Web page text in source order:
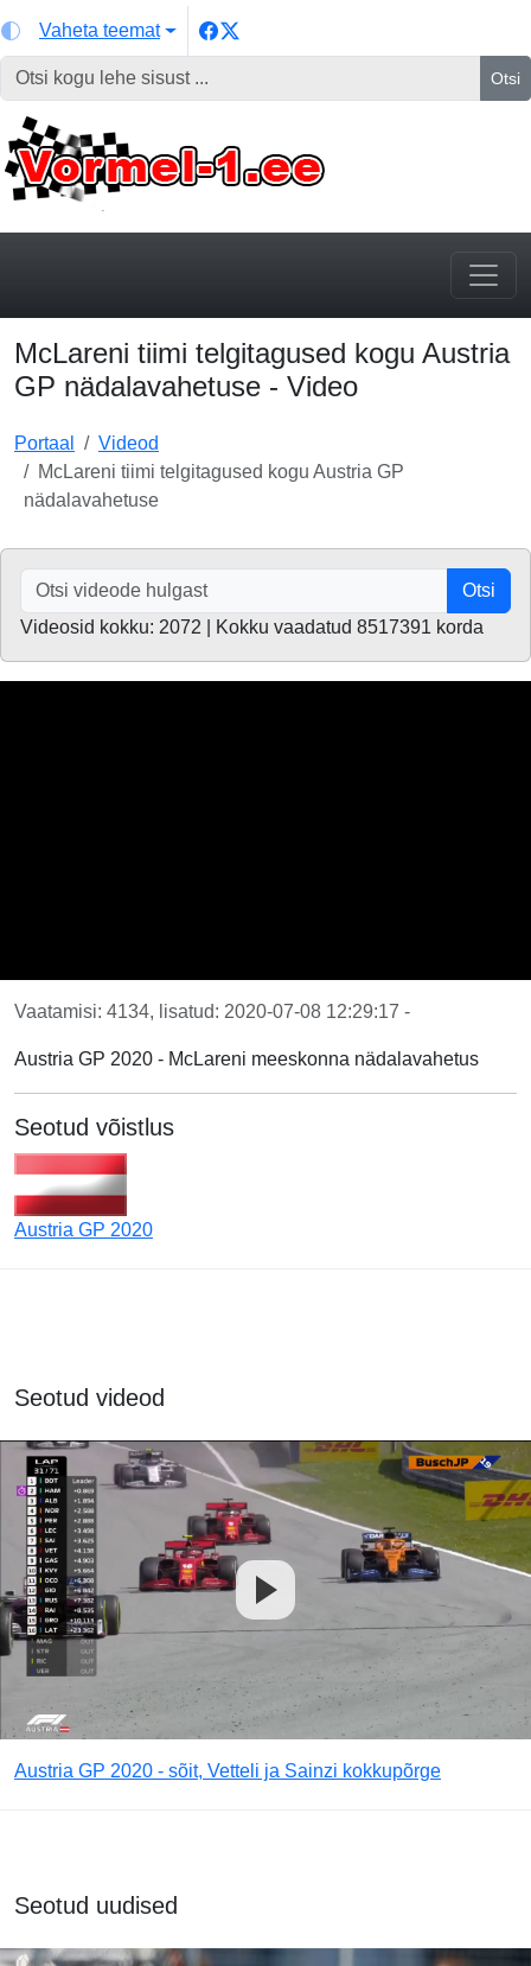
Vaheta teemat
Otsi
McLareni tiimi telgitagused kogu Austria
GP nädalavahetuse - Video
Portaal
Videod
McLareni tiimi telgitagused kogu Austria GP
nädalavahetuse
Otsi
Videosid kokku: 2072 | Kokku vaadatud 8517391 korda
Vaatamisi: 4134, lisatud: 2020-07-08 12:29:17 -
Austria GP 2020 - McLareni meeskonna nädalavahetus
Seotud võistlus
Austria GP 2020
Seotud videod
Austria GP 2020 - sõit, Vetteli ja Sainzi kokkupõrge
Seotud uudised